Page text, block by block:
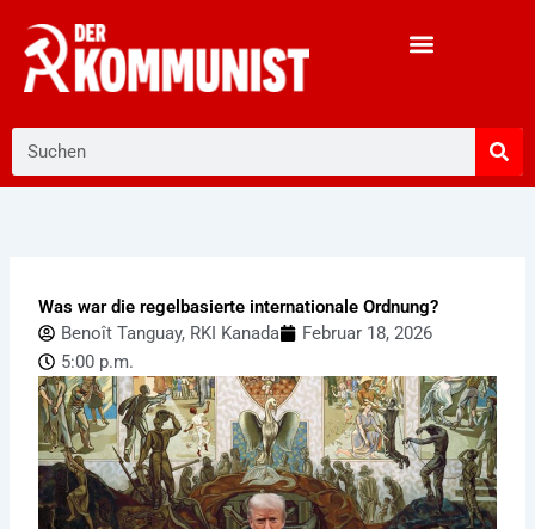
Inhalt
springen
Was war die regelbasierte internationale Ordnung?
Benoît Tanguay, RKI Kanada
Februar 18, 2026
5:00 p.m.